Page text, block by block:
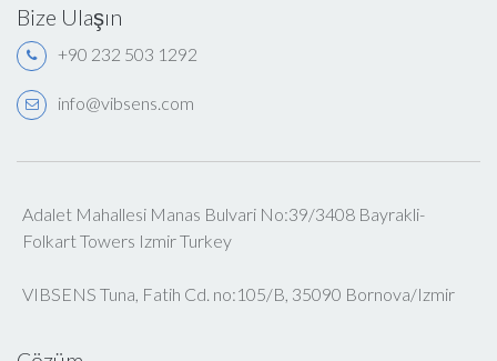
Bize Ulaşın
+90 232 503 1292
info@vibsens.com
Adalet Mahallesi Manas Bulvari No:39/3408 Bayrakli-
Folkart Towers Izmir Turkey
VIBSENS Tuna, Fatih Cd. no:105/B, 35090 Bornova/Izmir